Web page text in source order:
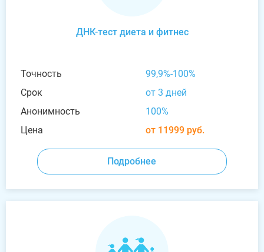
ДНК-тест диета и фитнес
Точность
99,9%-100%
Срок
от 3 дней
Анонимность
100%
Цена
от 11999 руб.
Подробнее